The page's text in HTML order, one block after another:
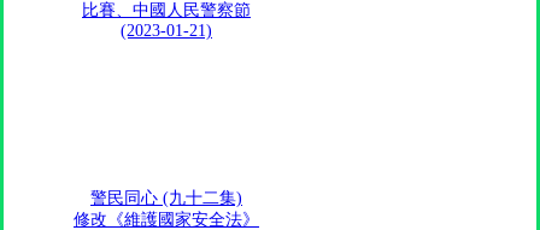
比賽、中國人民警察節
(2023-01-21)
警民同心 (九十二集)
修改《維護國家安全法》